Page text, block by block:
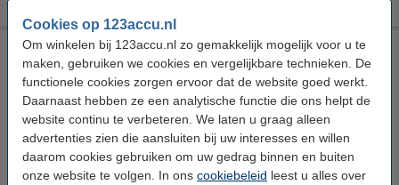
Cookies op 123accu.nl
Om winkelen bij 123accu.nl zo gemakkelijk mogelijk voor u te
maken, gebruiken we cookies en vergelijkbare technieken. De
functionele cookies zorgen ervoor dat de website goed werkt.
Daarnaast hebben ze een analytische functie die ons helpt de
website continu te verbeteren. We laten u graag alleen
advertenties zien die aansluiten bij uw interesses en willen
daarom cookies gebruiken om uw gedrag binnen en buiten
onze website te volgen. In ons cookiebeleid leest u alles over
Varta Oplaadbare D / HR20 Ni-Mh Batterijen (2 stuks, 3000
mAh)
D / HR20 3.000 mAh
Bekijk de specificaties en beschrijving
Direct leverbaar
Morgen in huis